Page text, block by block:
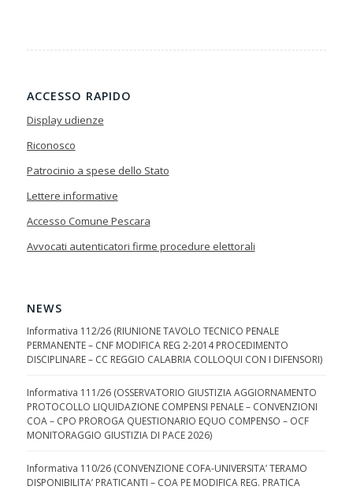
ACCESSO RAPIDO
Display udienze
Riconosco
Patrocinio a spese dello Stato
Lettere informative
Accesso Comune Pescara
Avvocati autenticatori firme procedure elettorali
NEWS
Informativa 112/26 (RIUNIONE TAVOLO TECNICO PENALE
PERMANENTE – CNF MODIFICA REG 2-2014 PROCEDIMENTO
DISCIPLINARE – CC REGGIO CALABRIA COLLOQUI CON I DIFENSORI)
Informativa 111/26 (OSSERVATORIO GIUSTIZIA AGGIORNAMENTO
PROTOCOLLO LIQUIDAZIONE COMPENSI PENALE – CONVENZIONI
COA – CPO PROROGA QUESTIONARIO EQUO COMPENSO – OCF
MONITORAGGIO GIUSTIZIA DI PACE 2026)
Informativa 110/26 (CONVENZIONE COFA-UNIVERSITA’ TERAMO
DISPONIBILITA’ PRATICANTI – COA PE MODIFICA REG. PRATICA